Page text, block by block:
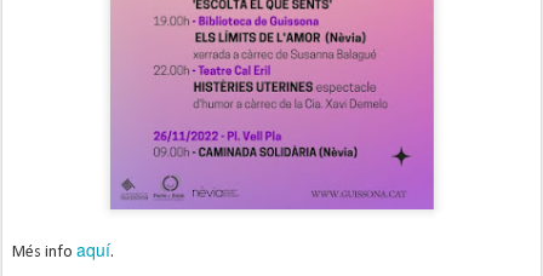
Més info aquí.